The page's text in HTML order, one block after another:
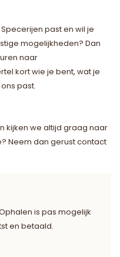
past en wil je
mogelijkheden? Dan
naar
kort wie je bent, wat je
past.
kijken we altijd graag naar
Neem dan gerust contact
is pas mogelijk
en betaald.